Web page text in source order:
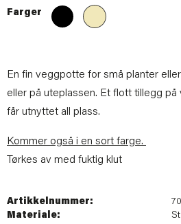
Farger
En fin veggpotte for små planter
eller på uteplassen. Et flott tillegg
får utnyttet all plass.
Kommer også i en sort farge.
Tørkes av med fuktig klut
Artikkelnummer:
Materiale: